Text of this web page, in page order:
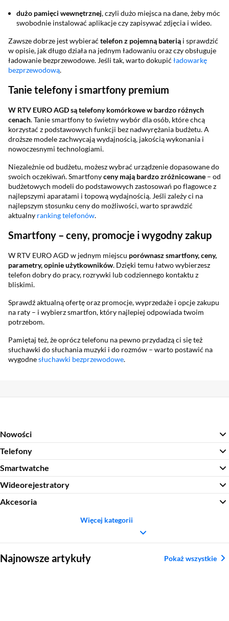
dużo pamięci wewnętrznej, czyli dużo miejsca na dane, żeby móc
swobodnie instalować aplikacje czy zapisywać zdjęcia i wideo.
Zawsze dobrze jest wybierać telefon z pojemną baterią i sprawdzić
w opisie, jak długo działa na jednym ładowaniu oraz czy obsługuje
ładowanie bezprzewodowe. Jeśli tak, warto dokupić ładowarkę
bezprzewodową.
Tanie telefony i smartfony premium
W RTV EURO AGD są telefony komórkowe w bardzo różnych
cenach. Tanie smartfony to świetny wybór dla osób, które chcą
korzystać z podstawowych funkcji bez nadwyrężania budżetu. A
droższe modele zachwycają wydajnością, jakością wykonania i
nowoczesnymi technologiami.
Niezależnie od budżetu, możesz wybrać urządzenie dopasowane do
swoich oczekiwań. Smartfonyceny mają bardzo zróżnicowane – od
budżetowych modeli do podstawowych zastosowań po flagowce z
najlepszymi aparatami i topową wydajnością. Jeśli zależy ci na
najlepszym stosunku ceny do możliwości, warto sprawdzić
aktualny ranking telefonów.
Smartfony – ceny, promocje i wygodny zakup
W RTV EURO AGD w jednym miejscu porównasz smartfony, ceny,
parametry, opinieużytkowników. Dzięki temu łatwo wybierzesz
telefon dobry do pracy, rozrywki lub codziennego kontaktu z
bliskimi.
Sprawdź aktualną ofertę oraz promocje, wyprzedaże i opcje zakupu
na raty – i wybierz smartfon, który najlepiej odpowiada twoim
potrzebom.
Pamiętaj też, że oprócz telefonu na pewno przydadzą ci się też
słuchawki do słuchania muzyki i do rozmów – warto postawić na
wygodnesłuchawki bezprzewodowe.
Nowości
Telefony
Smartwatche
Wideorejestratory
Akcesoria
Więcej kategorii
Najnowsze artykuły Pokaż wszystkie